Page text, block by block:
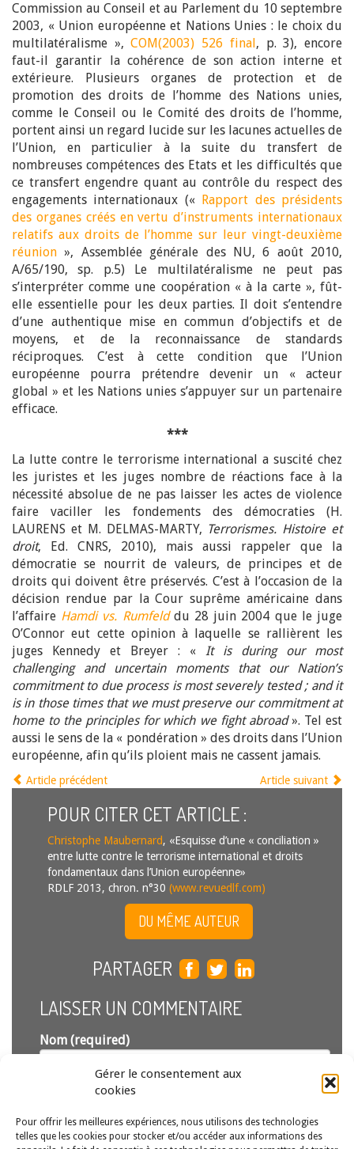
Gérer le consentement aux
cookies
Pour offrir les meilleures expériences, nous utilisons des technologies
telles que les cookies pour stocker et/ou accéder aux informations des
Commission au Conseil et au Parlement du 10 septembre
2003, « Union européenne et Nations Unies : le choix du
multilatéralisme »,COM(2003) 526 final, p. 3), encore
faut-il garantir la cohérence de son action interne et
extérieure. Plusieurs organes de protection et de
promotion des droits de l’homme des Nations unies,
comme le Conseil ou le Comité des droits de l’homme,
portent ainsi un regard lucide sur les lacunes actuelles de
l’Union, en particulier à la suite du transfert de
nombreuses compétences des Etats et les difficultés que
ce transfert engendre quant au contrôle du respect des
engagements internationaux (« Rapport des présidents
des organes créés en vertu d’instruments internationaux
relatifs aux droits de l’homme sur leur vingt-deuxième
réunion », Assemblée générale des NU, 6 août 2010,
A/65/190, sp. p.5) Le multilatéralisme ne peut pas
s’interpréter comme une coopération « à la carte », fût-
elle essentielle pour les deux parties. Il doit s’entendre
d’une authentique mise en commun d’objectifs et de
moyens, et de la reconnaissance de standards
réciproques. C’est à cette condition que l’Union
européenne pourra prétendre devenir un « acteur
global » et les Nations unies s’appuyer sur un partenaire
efficace.
***
La lutte contre le terrorisme international a suscité chez
les juristes et les juges nombre de réactions face à la
nécessité absolue de ne pas laisser les actes de violence
faire vaciller les fondements des démocraties (H.
LAURENS et M. DELMAS-MARTY, Terrorismes. Histoire et
droit, Ed. CNRS, 2010), mais aussi rappeler que la
démocratie se nourrit de valeurs, de principes et de
droits qui doivent être préservés. C’est à l’occasion de la
décision rendue par la Cour suprême américaine dans
l’affaire Hamdi vs. Rumfelddu 28 juin 2004 que le juge
O’Connor eut cette opinion à laquelle se rallièrent les
juges Kennedy et Breyer : « It is during our most
challenging and uncertain moments that our Nation’s
commitment to due process is most severely tested ; and it
is in those times that we must preserve our commitment at
home to the principles for which we fight abroad». Tel est
aussi le sens de la « pondération » des droits dans l’Union
européenne, afin qu’ils ploient mais ne cassent jamais.
Article précédent Article suivant
POUR CITER CET ARTICLE :
Christophe Maubernard, «Esquisse d’une « conciliation »
entre lutte contre le terrorisme international et droits
fondamentaux dans l’Union européenne»
RDLF 2013, chron. n°30 (www.revuedlf.com)
DU MÊME AUTEUR
PARTAGER
LAISSER UN COMMENTAIRE
Nom (required)
Email (required)